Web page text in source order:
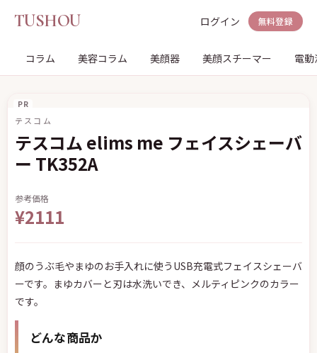
TUSHOU ログイン 無料登録
コラム 美容コラム 美顔器 美顔スチーマー 電
PR
テスコム
テスコム elims me フェイスシェーバ
ー TK352A
参考価格
¥2111
顔のうぶ毛やまゆのお手入れに使うUSB充電式フェイスシェーバ
ーです。まゆカバーと刃は水洗いでき、メルティピンクのカラー
です。
どんな商品か